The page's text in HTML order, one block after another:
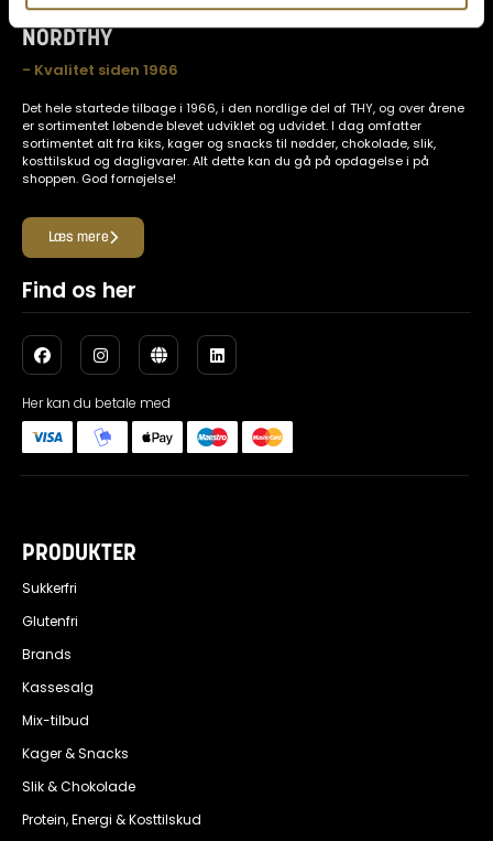
NORDTHY
- Kvalitet siden 1966
Det hele startede tilbage i 1966, i den nordlige del af THY, og over årene
er sortimentet løbende blevet udviklet og udvidet. I dag omfatter
sortimentet alt fra kiks, kager og snacks til nødder, chokolade, slik,
kosttilskud og dagligvarer. Alt dette kan du gå på opdagelse i på
shoppen. God fornøjelse!
Læs mere
Find os her
Her kan du betale med
PRODUKTER
Sukkerfri
Glutenfri
Brands
Kassesalg
Mix-tilbud
Kager & Snacks
Slik & Chokolade
Protein, Energi & Kosttilskud